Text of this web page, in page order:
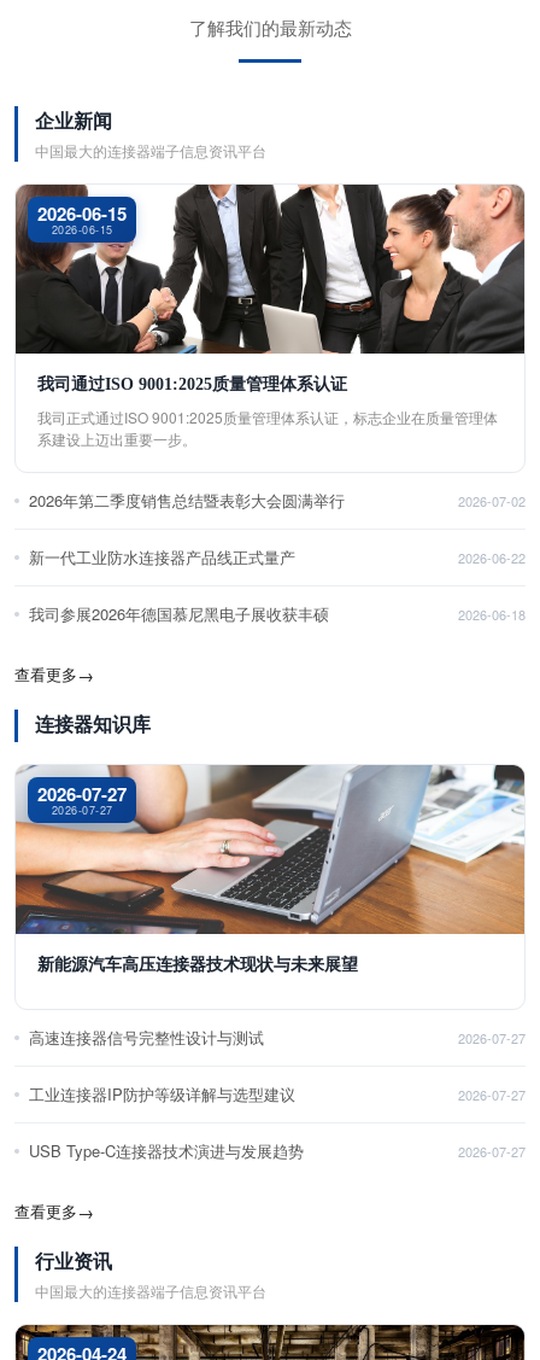
了解我们的最新动态
企业新闻
中国最大的连接器端子信息资讯平台
2026-06-15
2026-06-15
我司通过ISO 9001:2025质量管理体系认证
我司正式通过ISO 9001:2025质量管理体系认证，标志企业在质量管理体
系建设上迈出重要一步。
2026年第二季度销售总结暨表彰大会圆满举行 2026-07-02
新一代工业防水连接器产品线正式量产 2026-06-22
我司参展2026年德国慕尼黑电子展收获丰硕 2026-06-18
查看更多→
连接器知识库
2026-07-27
2026-07-27
新能源汽车高压连接器技术现状与未来展望
高速连接器信号完整性设计与测试 2026-07-27
工业连接器IP防护等级详解与选型建议 2026-07-27
USB Type-C连接器技术演进与发展趋势 2026-07-27
查看更多→
行业资讯
中国最大的连接器端子信息资讯平台
2026-04-24